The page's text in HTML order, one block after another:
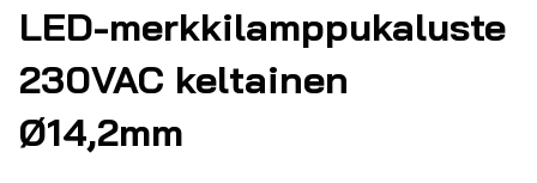
LED-merkkilamppukaluste
230VAC keltainen
Ø14,2mm